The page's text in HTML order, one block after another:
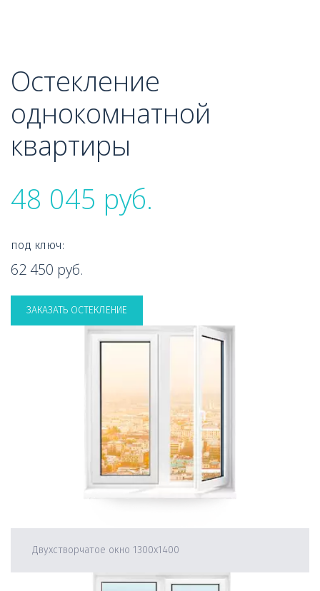
Остекление
однокомнатной
квартиры
48 045 руб.
под ключ:
62 450 руб.
ЗАКАЗАТЬ ОСТЕКЛЕНИЕ
Двухстворчатое окно 1300х1400